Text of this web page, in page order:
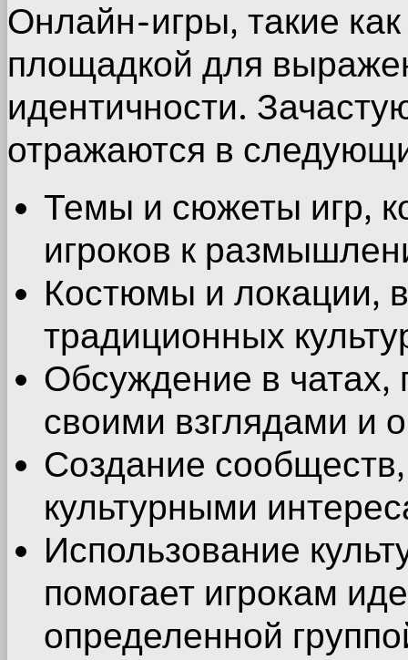
Онлайн-игры, такие
площадкой для
идентичности.
отражаются в
Темы и сюжеты игр,
игроков к
Костюмы и локации,
традиционных
Обсуждение в чатах,
своими взглядами и
Создание
культурными
Использование
помогает игрокам
определенной